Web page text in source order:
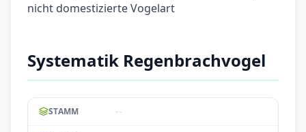
nicht domestizierte Vogelart
Systematik Regenbrachvogel
STAMM --